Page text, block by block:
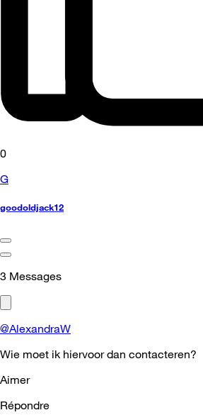
0
G
goodoldjack12
3 Messages
@AlexandraW
Wie moet ik hiervoor dan contacteren?
Aimer
Répondre